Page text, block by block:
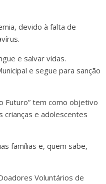
devido à falta de
e salvar vidas.
e segue para sanção
Futuro” tem como objetivo
e adolescentes
famílias e, quem sabe,
Voluntários de